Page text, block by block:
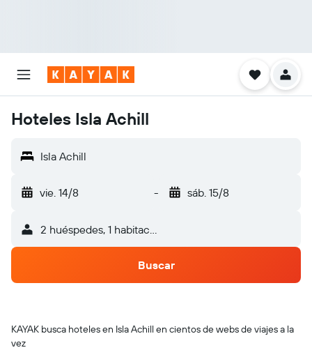
Hoteles Isla Achill
Isla Achill
vie. 14/8 - sáb. 15/8
2 huéspedes, 1 habitación
Buscar
KAYAK busca hoteles en Isla Achill en cientos de webs de viajes a la
vez